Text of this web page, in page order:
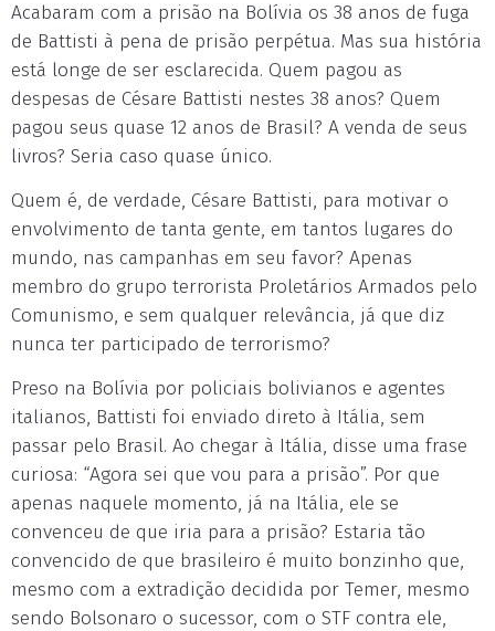
Acabaram com a prisão na Bolívia os 38 anos de fuga
de Battisti à pena de prisão perpétua. Mas sua história
está longe de ser esclarecida. Quem pagou as
despesas de Césare Battisti nestes 38 anos? Quem
pagou seus quase 12 anos de Brasil? A venda de seus
livros? Seria caso quase único.
Quem é, de verdade, Césare Battisti, para motivar o
envolvimento de tanta gente, em tantos lugares do
mundo, nas campanhas em seu favor? Apenas
membro do grupo terrorista Proletários Armados pelo
Comunismo, e sem qualquer relevância, já que diz
nunca ter participado de terrorismo?
Preso na Bolívia por policiais bolivianos e agentes
italianos, Battisti foi enviado direto à Itália, sem
passar pelo Brasil. Ao chegar à Itália, disse uma frase
curiosa: “Agora sei que vou para a prisão”. Por que
apenas naquele momento, já na Itália, ele se
convenceu de que iria para a prisão? Estaria tão
convencido de que brasileiro é muito bonzinho que,
mesmo com a extradição decidida por Temer, mesmo
sendo Bolsonaro o sucessor, com o STF contra ele,